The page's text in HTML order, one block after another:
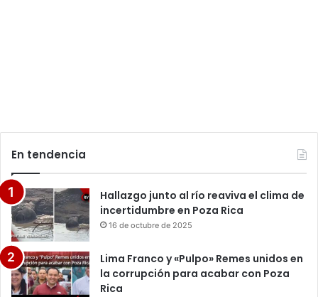
En tendencia
Hallazgo junto al río reaviva el clima de
incertidumbre en Poza Rica
16 de octubre de 2025
Lima Franco y «Pulpo» Remes unidos en
la corrupción para acabar con Poza
Rica